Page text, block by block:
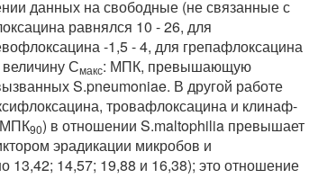
данных на свободные (не связанные с
равнялся 10 - 26, для
-1,5 - 4, для грепафлоксацина
Смакс: МПК, превышающую
S.pneumoniae. В другой работе
тровафлоксацина и клинаф-
90) в отношении S.maltophilia превышает
эрадикации микробов и
13,42; 14,57; 19,88 и 16,38); это отношение